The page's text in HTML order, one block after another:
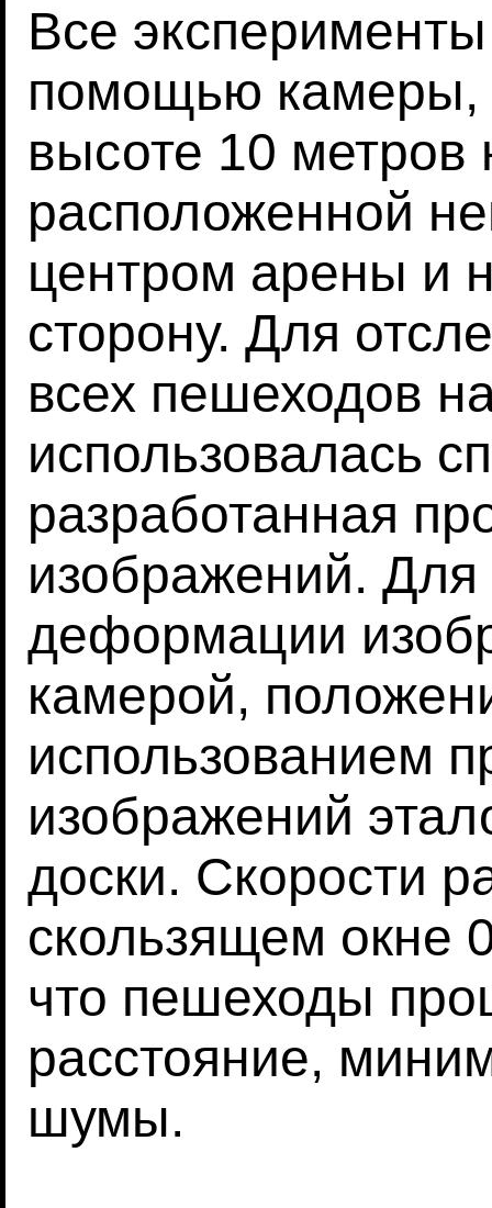
Все
помощью камеры,
высоте 10 метров
расположенной
центром арены и
сторону. Для
всех пешеходов
использовалась
разработанная
изображений. Для
деформации
камерой,
использованием
изображений
доски. Скорости
скользящем окне
что пешеходы
расстояние,
шумы.